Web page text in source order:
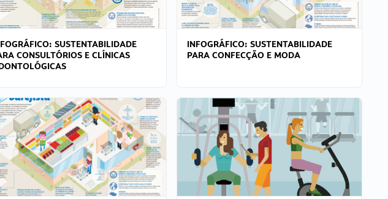
SUSTENTABILIDADE
CONSULTÓRIOS E CLÍNICAS
INFOGRÁFICO: SUSTENTABILIDADE
PARA CONFECÇÃO E MODA